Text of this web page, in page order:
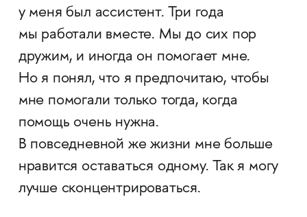
у меня был ассистент. Три года
мы работали вместе. Мы до сих пор
дружим, и иногда он помогает мне.
Но я понял, что я предпочитаю, чтобы
мне помогали только тогда, когда
помощь очень нужна.
В повседневной же жизни мне больше
нравится оставаться одному. Так я могу
лучше сконцентрироваться.